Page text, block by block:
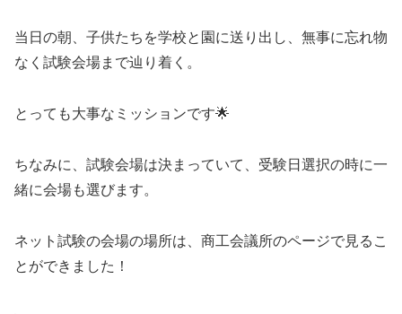
当日の朝、子供たちを学校と園に送り出し、無事に忘れ物
なく試験会場まで辿り着く。
とっても大事なミッションです🌟
ちなみに、試験会場は決まっていて、受験日選択の時に一
緒に会場も選びます。
ネット試験の会場の場所は、商工会議所のページで見るこ
とができました！